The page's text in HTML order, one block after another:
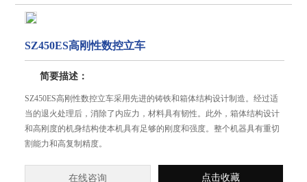
SZ450ES高刚性数控立车
简要描述：
SZ450ES高刚性数控立车采用先进的铸铁和箱体结构设计制造。经过适
当的退火处理后，消除了内应力，材料具有韧性。此外，箱体结构设计
和高刚度的机身结构使本机具有足够的刚度和强度。整个机器具有重切
割能力和高复制精度。
在线咨询 点击收藏